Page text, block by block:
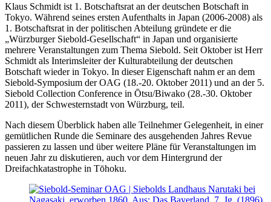
Klaus Schmidt ist 1. Botschaftsrat an der deutschen Botschaft in
Tokyo. Während seines ersten Aufenthalts in Japan (2006-2008) als
1. Botschaftsrat in der politischen Abteilung gründete er die
„Würzburger Siebold-Gesellschaft“ in Japan und organisierte
mehrere Veranstaltungen zum Thema Siebold. Seit Oktober ist Herr
Schmidt als Interimsleiter der Kulturabteilung der deutschen
Botschaft wieder in Tokyo. In dieser Eigenschaft nahm er an dem
Siebold-Symposium der OAG (18.-20. Oktober 2011) und an der 5.
Siebold Collection Conference in Ōtsu/Biwako (28.-30. Oktober
2011), der Schwesternstadt von Würzburg, teil.
Nach diesem Überblick haben alle Teilnehmer Gelegenheit, in einer
gemütlichen Runde die Seminare des ausgehenden Jahres Revue
passieren zu lassen und über weitere Pläne für Veranstaltungen im
neuen Jahr zu diskutieren, auch vor dem Hintergrund der
Dreifachkatastrophe in Tōhoku.